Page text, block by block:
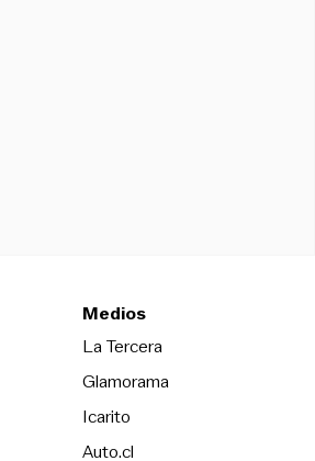
Medios
La TerceraOpens in new
Glamorama
Icarito
Auto.cl